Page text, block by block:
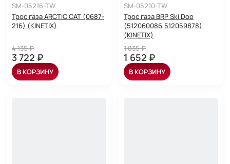
SM-05216-TW
Трос газа ARCTIC CAT (0687-
216) (KINETIX)
4 135 ₽
3 722 ₽
В КОРЗИНУ
SM-05210-TW
Трос газа BRP Ski Doo
(512060086,512059878)
(KINETIX)
1 835 ₽
1 652 ₽
В КОРЗИНУ